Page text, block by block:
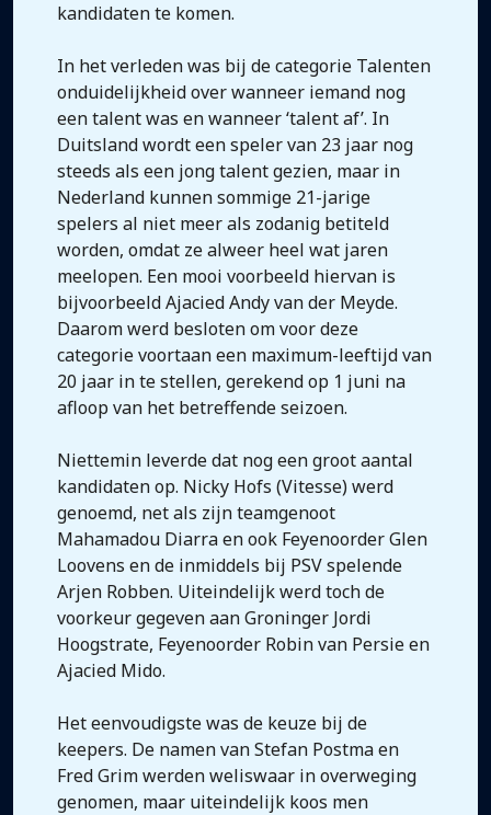
kandidaten te komen.
In het verleden was bij de categorie Talenten
onduidelijkheid over wanneer iemand nog
een talent was en wanneer ‘talent af’. In
Duitsland wordt een speler van 23 jaar nog
steeds als een jong talent gezien, maar in
Nederland kunnen sommige 21-jarige
spelers al niet meer als zodanig betiteld
worden, omdat ze alweer heel wat jaren
meelopen. Een mooi voorbeeld hiervan is
bijvoorbeeld Ajacied Andy van der Meyde.
Daarom werd besloten om voor deze
categorie voortaan een maximum-leeftijd van
20 jaar in te stellen, gerekend op 1 juni na
afloop van het betreffende seizoen.
Niettemin leverde dat nog een groot aantal
kandidaten op. Nicky Hofs (Vitesse) werd
genoemd, net als zijn teamgenoot
Mahamadou Diarra en ook Feyenoorder Glen
Loovens en de inmiddels bij PSV spelende
Arjen Robben. Uiteindelijk werd toch de
voorkeur gegeven aan Groninger Jordi
Hoogstrate, Feyenoorder Robin van Persie en
Ajacied Mido.
Het eenvoudigste was de keuze bij de
keepers. De namen van Stefan Postma en
Fred Grim werden weliswaar in overweging
genomen, maar uiteindelijk koos men